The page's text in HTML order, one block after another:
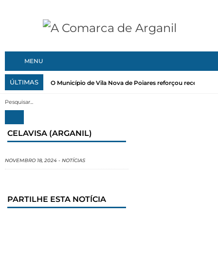
MENU
ÚLTIMAS O Município de Vila Nova de Poiares reforçou
CELAVISA (ARGANIL)
NOVEMBRO 18, 2024 - NOTÍCIAS
PARTILHE ESTA NOTÍCIA